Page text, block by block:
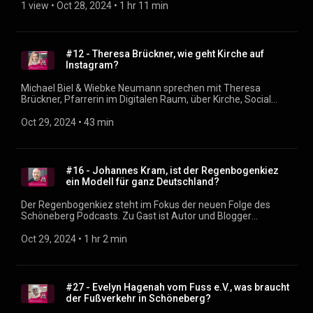
Angebot und natürlich über Schöneberg. 🎧 Reinhören lohnt
1 view • Oct 28, 2024 • 1 hr 11 min
#12 - Theresa Brückner, wie geht Kirche auf
Instagram?
Michael Biel & Wiebke Neumann sprechen mit Theresa
Brückner, Pfarrerin im Digitalen Raum, über Kirche, Social
Persönlichem trennt. Theresa ist als @theresaliebt
Feed. Rückmeldung, Fragen, Themenvorschläge?
podcast@dein-schöneberg.de (mailto:podcast@dein-
sch%C3%B6neberg.de) Social Media und Links: https://dein-
schöneberg.de/podcast (https://xn--dein-schneberg-
2pb.de/podcast) Produzent: Justin Sudbrak
(https://sudbrak.eu)
Oct 29, 2024 • 43 min
#16 - Johannes Kram, ist der Regenbogenkiez
ein Modell für ganz Deutschland?
Der Regenbogenkiez steht im Fokus der neuen Folge des
Schöneberg Podcasts. Zu Gast ist Autor und Blogger
über seinen Nollendorfblog, Homophobie in der Mitte der
Aufgaben für unsere politische Arbeit mitgegeben hat. Der
Schöneberg Podcast ist der neue Podcast von Michael Biel &
Wiebke Neumann. Neue Folgen alle 14 Tage immer hier im
Oct 29, 2024 • 1 hr 2 min
#27 - Evelyn Hagenah vom Fuss e.V., was braucht
der Fußverkehr in Schöneberg?